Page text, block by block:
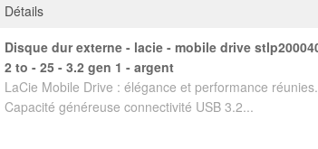
Détails
disque dur externe - lacie - mobile drive stlp2000400 -
2 to - 25 - 3.2 gen 1 - argent
LaCie Mobile Drive : élégance et performance réunies.
Capacité généreuse connectivité USB 3.2...